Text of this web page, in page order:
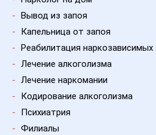
- Вывод из запоя
-
Капельница от запоя
- Реабилитация наркозависимых
- Лечение алкоголизма
- Лечение наркомании
-
Кодирование алкоголизма
-
Психиатрия
- Филиалы